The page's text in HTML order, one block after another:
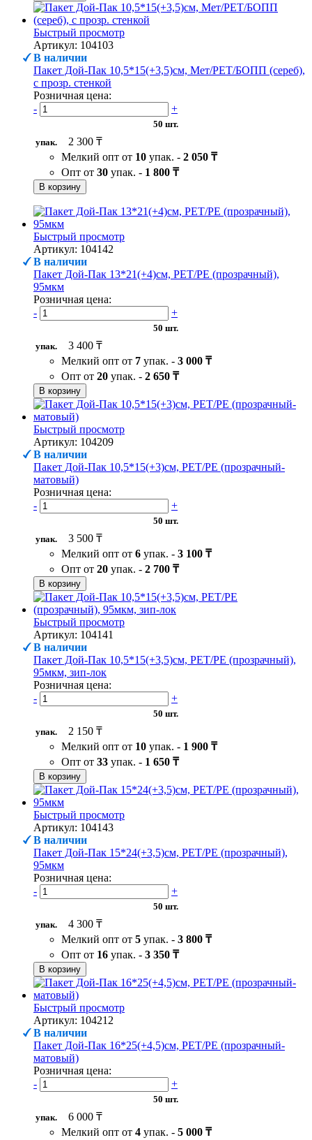
Быстрый просмотр
Артикул: 104103
В наличии
Пакет Дой-Пак 10,5*15(+3,5)см, Мет/PET/БОПП (сереб),
с прозр. стенкой
Розничная цена:
-
+
50 шт.
упак.
2 300 ₸
Мелкий опт от 10 упак. - 2 050 ₸
Опт от 30 упак. - 1 800 ₸
В корзину
Быстрый просмотр
Артикул: 104142
В наличии
Пакет Дой-Пак 13*21(+4)см, PET/PE (прозрачный),
95мкм
Розничная цена:
-
+
50 шт.
упак.
3 400 ₸
Мелкий опт от 7 упак. - 3 000 ₸
Опт от 20 упак. - 2 650 ₸
В корзину
Быстрый просмотр
Артикул: 104209
В наличии
Пакет Дой-Пак 10,5*15(+3)см, PET/PE (прозрачный-
матовый)
Розничная цена:
-
+
50 шт.
упак.
3 500 ₸
Мелкий опт от 6 упак. - 3 100 ₸
Опт от 20 упак. - 2 700 ₸
В корзину
Быстрый просмотр
Артикул: 104141
В наличии
Пакет Дой-Пак 10,5*15(+3,5)см, PET/PE (прозрачный),
95мкм, зип-лок
Розничная цена:
-
+
50 шт.
упак.
2 150 ₸
Мелкий опт от 10 упак. - 1 900 ₸
Опт от 33 упак. - 1 650 ₸
В корзину
Быстрый просмотр
Артикул: 104143
В наличии
Пакет Дой-Пак 15*24(+3,5)см, PET/PE (прозрачный),
95мкм
Розничная цена:
-
+
50 шт.
упак.
4 300 ₸
Мелкий опт от 5 упак. - 3 800 ₸
Опт от 16 упак. - 3 350 ₸
В корзину
Быстрый просмотр
Артикул: 104212
В наличии
Пакет Дой-Пак 16*25(+4,5)см, PET/PE (прозрачный-
матовый)
Розничная цена:
-
+
50 шт.
упак.
6 000 ₸
Мелкий опт от 4 упак. - 5 000 ₸